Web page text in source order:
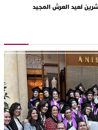
لعيد العرش المجيد
مكانتها بأداء مميز في
كواليس مثيرة لعملية تحرير
التكوين بالجديدة ويستضيف